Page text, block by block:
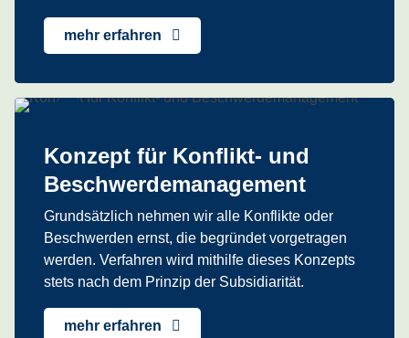
mehr erfahren
Konzept für Konflikt- und
Beschwerdemanagement
Grundsätzlich nehmen wir alle Konflikte oder
Beschwerden ernst, die begründet vorgetragen
werden. Verfahren wird mithilfe dieses Konzepts
stets nach dem Prinzip der Subsidiarität.
mehr erfahren